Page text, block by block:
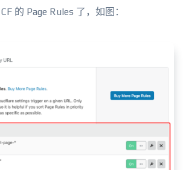
的 Page Rules 了，如图：